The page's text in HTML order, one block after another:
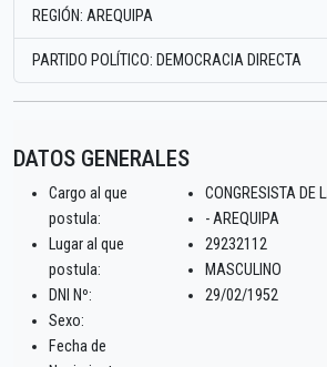
REGIÓN: AREQUIPA
PARTIDO POLÍTICO: DEMOCRACIA DIRECTA
DATOS GENERALES
Cargo al que
postula:
Lugar al que
postula:
DNI Nº:
Sexo:
Fecha de
CONGRESISTA DE
- AREQUIPA
29232112
MASCULINO
29/02/1952